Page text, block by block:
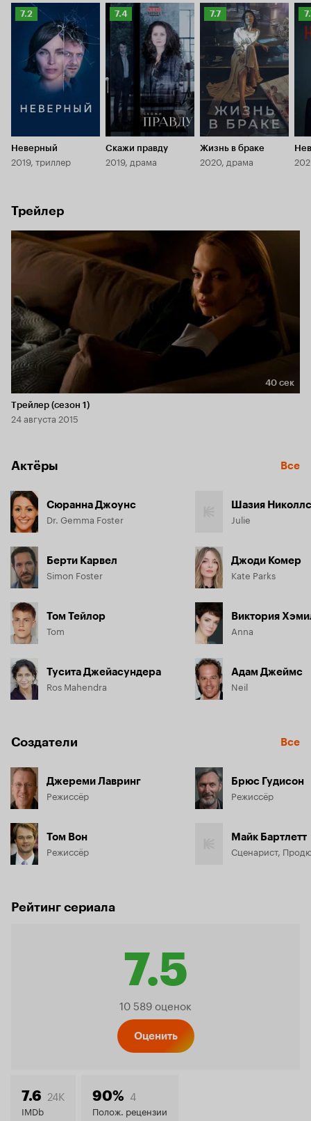
Рейтинг
Кинопоиска
7.2
7.2
Неверный
2019, триллер
Рейтинг
Кинопоиска
7.4
7.4
Скажи правду
2019, драма
Рейтинг
Кинопоиска
7.7
7.7
Жизнь в браке
2020, драма
Трейлер
Длительность 40 сек
40 сек
Трейлер (сезон 1)
24 августа 2015
Актёры Все
Сюранна Джоунс
Dr. Gemma Foster
Берти Карвел
Simon Foster
Том Тейлор
Tom
Тусита Джейасундера
Ros Mahendra
Шазия Николлс
Julie
Джоди Комер
Kate Parks
Виктория
Anna
Адам Джеймс
Neil
Создатели Все
Джереми Лавринг
Режиссёр
Том Вон
Режиссёр
Брюс Гудисон
Режиссёр
Майк Бартлетт
Сценарист,
Рейтинг сериала
7.5
Рейтинг
10 589 оценок
Оценить
7.6 24K
IMDb
90% 4
Полож. рецензии